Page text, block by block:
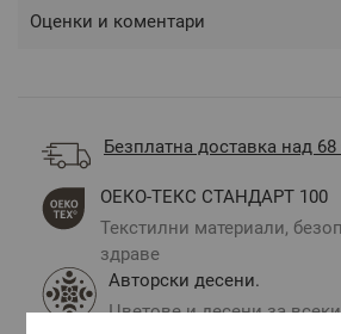
Оценки и коментари
Безплатна доставка над 68
ОЕКО-ТЕКС СТАНДАРТ 100
Текстилни материали,
здраве
Авторски десени.
Цветове и десени за